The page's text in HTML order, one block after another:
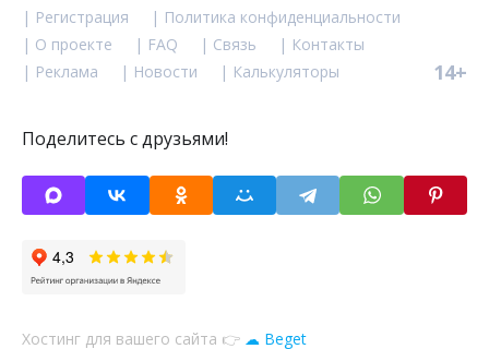
| Регистрация
| Политика конфиденциальности
| О проекте
| FAQ | Связь
| Контакты
| Реклама
| Новости | Калькуляторы 14+
Поделитесь с друзьями!
Хостинг для вашего сайта 👉 ☁ Beget